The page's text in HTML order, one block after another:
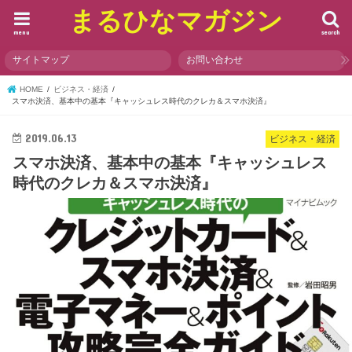
まるひなマガジン search
menu
サイトマップ お問い合わせ
HOME
ビジネス・経済
スマホ決済、基本中の基本『キャッシュレス時代のクレカ＆スマホ決済』
ビジネス・経済
2019.06.13
スマホ決済、基本中の基本『キャッシュレス
時代のクレカ＆スマホ決済』